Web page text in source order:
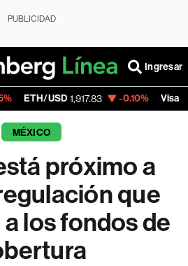
PUBLICIDAD
Ingresar
USD 1,917.83 -0.10% Visa 362.50
MÉXICO
próximo a
que
los fondos de